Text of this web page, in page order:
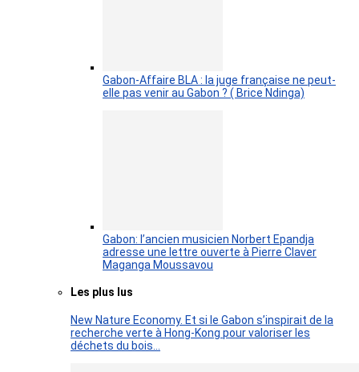
Gabon-Affaire BLA : la juge française ne peut-
elle pas venir au Gabon ? ( Brice Ndinga)
Gabon: l’ancien musicien Norbert Epandja
adresse une lettre ouverte à Pierre Claver
Maganga Moussavou
Les plus lus
New Nature Economy. Et si le Gabon s’inspirait de la
recherche verte à Hong-Kong pour valoriser les
déchets du bois…